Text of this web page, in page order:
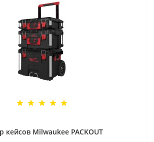
кейсов Milwaukee PACKOUT